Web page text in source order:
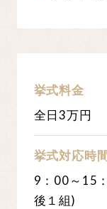
挙式料金
全日3万円
挙式対応時間
9：00～15
後１組)